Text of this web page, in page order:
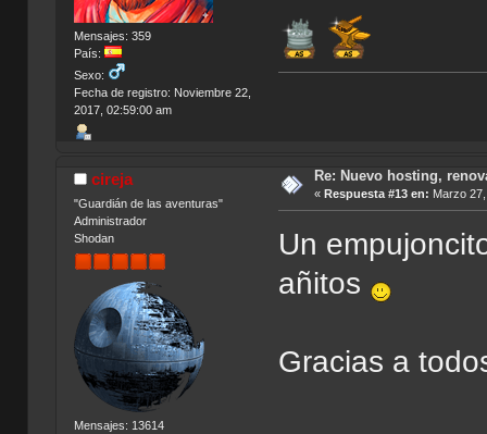
Mensajes: 359
País:
Sexo:
Fecha de registro: Noviembre 22,
2017, 02:59:00 am
cireja
"Guardián de las aventuras"
Administrador
Shodan
Mensajes: 13614
Re: Nuevo hosting,
« Respuesta #13 en: Marzo
Un
añitos
Gracias a